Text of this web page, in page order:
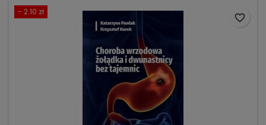
- 2.10 zł
favorite_border